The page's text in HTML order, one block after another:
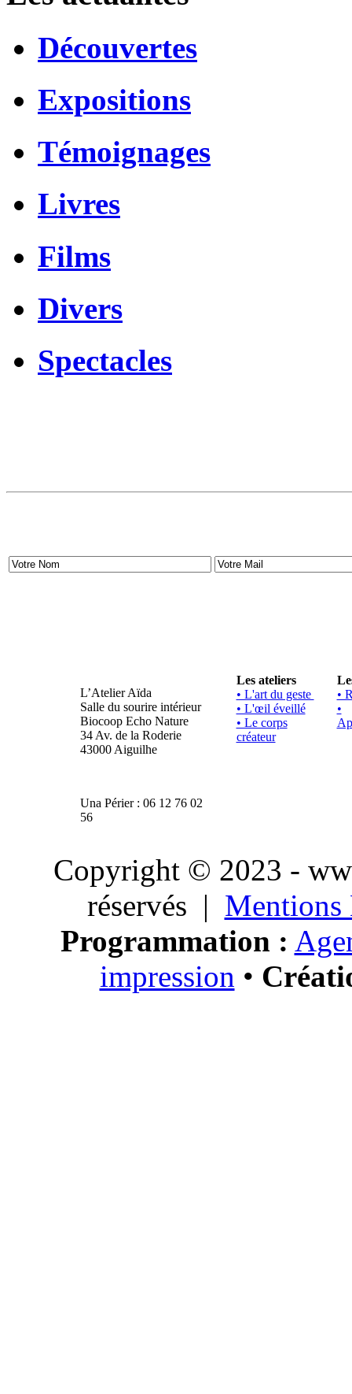
Découvertes
Expositions
Témoignages
Livres
Films
Divers
Spectacles
L’Atelier Aïda
Salle du sourire intérieur
Biocoop Echo Nature
34 Av. de la Roderie
43000 Aiguilhe
Una Périer : 06 12 76 02
56
Les ateliers
• L'art du geste
• L'œil éveillé
• Le corps
créateur
•
•
Copyright © 2023 -
réservés | Mentions
Programmation :
impression •